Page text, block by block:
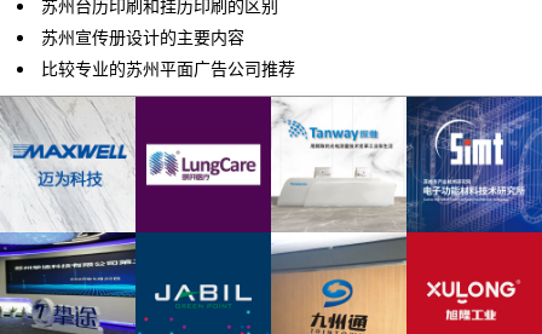
苏州宣传册设计的主要内容
比较专业的苏州平面广告公司推荐